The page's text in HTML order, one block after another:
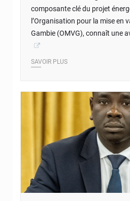
composante clé du projet
l’Organisation pour la mise en
Gambie (OMVG), connaît une
SAVOIR PLUS